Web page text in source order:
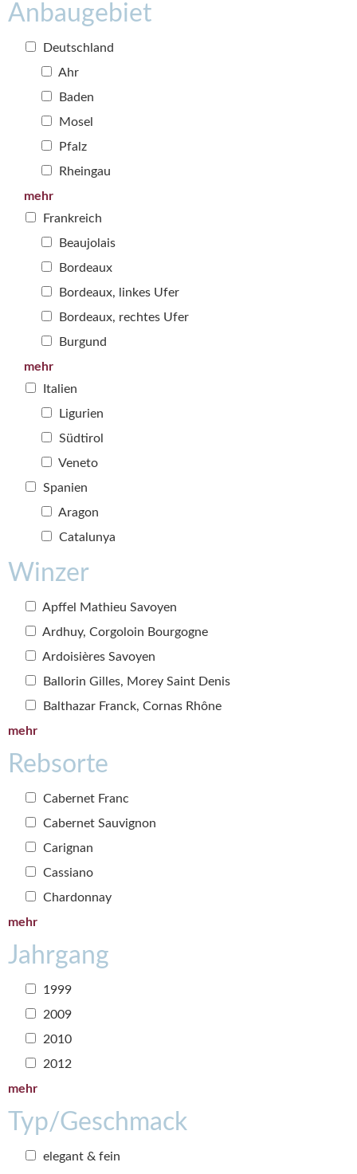
Anbaugebiet
Deutschland
Ahr
Baden
Mosel
Pfalz
Rheingau
mehr
Frankreich
Beaujolais
Bordeaux
Bordeaux, linkes Ufer
Bordeaux, rechtes Ufer
Burgund
mehr
Italien
Ligurien
Südtirol
Veneto
Spanien
Aragon
Catalunya
Winzer
Apffel Mathieu Savoyen
Ardhuy, Corgoloin Bourgogne
Ardoisières Savoyen
Ballorin Gilles, Morey Saint Denis
Balthazar Franck, Cornas Rhône
mehr
Rebsorte
Cabernet Franc
Cabernet Sauvignon
Carignan
Cassiano
Chardonnay
mehr
Jahrgang
1999
2009
2010
2012
mehr
Typ/Geschmack
elegant & fein